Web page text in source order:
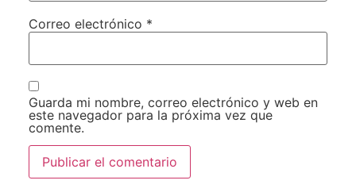
Correo electrónico *
Guarda mi nombre, correo electrónico y web en
este navegador para la próxima vez que
comente.